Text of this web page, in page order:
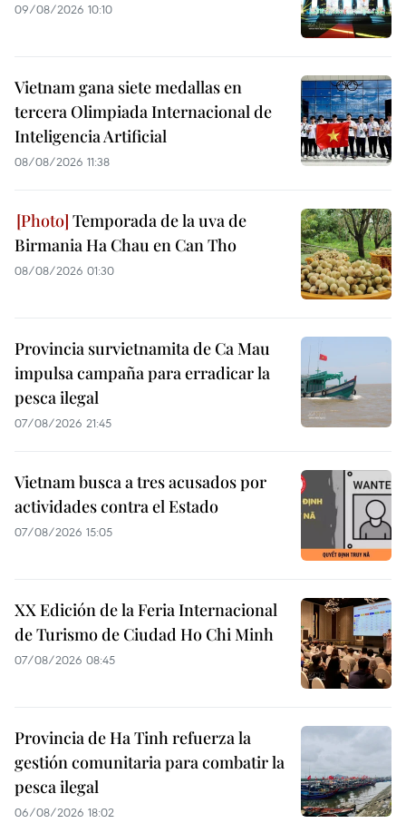
09/08/2026 10:10
Vietnam gana siete medallas en
tercera Olimpiada Internacional de
Inteligencia Artificial
08/08/2026 11:38
Temporada de la uva de
Birmania Ha Chau en Can Tho
08/08/2026 01:30
Provincia survietnamita de Ca Mau
impulsa campaña para erradicar la
pesca ilegal
07/08/2026 21:45
Vietnam busca a tres acusados por
actividades contra el Estado
07/08/2026 15:05
XX Edición de la Feria Internacional
de Turismo de Ciudad Ho Chi Minh
07/08/2026 08:45
Provincia de Ha Tinh refuerza la
gestión comunitaria para combatir la
pesca ilegal
06/08/2026 18:02